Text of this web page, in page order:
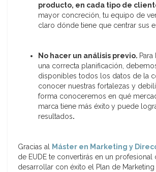
producto, en cada tipo de
mayor concreción, tu equipo de
claro dónde tiene que centrar sus
No hacer un análisis previo.
una correcta planificación,
disponibles todos los datos de la
conocer nuestras fortalezas y
forma conoceremos en qué
marca tiene más éxito y puede
resultados.
Gracias al Máster en Marketing y
de EUDE te convertirás en un profesional
desarrollar con éxito el Plan de